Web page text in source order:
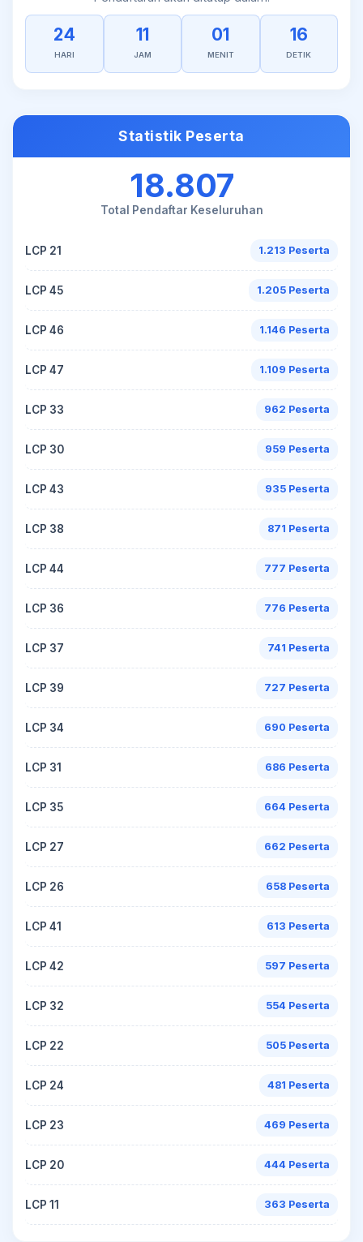
24
HARI
11
JAM
01
MENIT
16
DETIK
Statistik Peserta
18.807
Total Pendaftar Keseluruhan
LCP 21 1.213 Peserta
LCP 45 1.205 Peserta
LCP 46 1.146 Peserta
LCP 47 1.109 Peserta
LCP 33 962 Peserta
LCP 30 959 Peserta
LCP 43 935 Peserta
LCP 38 871 Peserta
LCP 44 777 Peserta
LCP 36 776 Peserta
LCP 37 741 Peserta
LCP 39 727 Peserta
LCP 34 690 Peserta
LCP 31 686 Peserta
LCP 35 664 Peserta
LCP 27 662 Peserta
LCP 26 658 Peserta
LCP 41 613 Peserta
LCP 42 597 Peserta
LCP 32 554 Peserta
LCP 22 505 Peserta
LCP 24 481 Peserta
LCP 23 469 Peserta
LCP 20 444 Peserta
LCP 11 363 Peserta